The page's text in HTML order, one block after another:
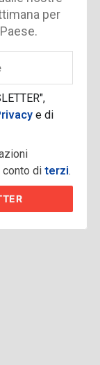
per
e di
conto diterzi.